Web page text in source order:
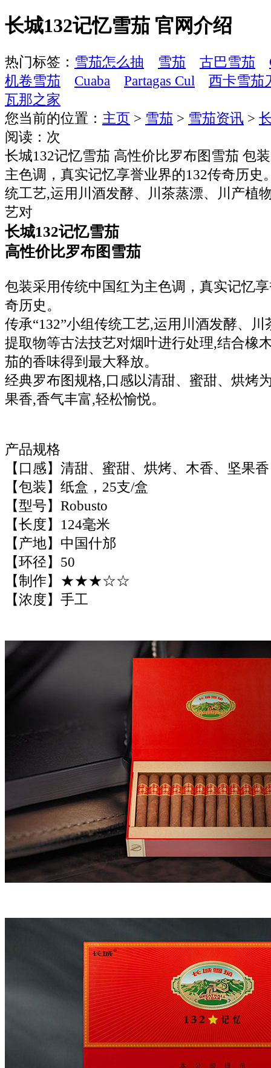
长城132记忆雪茄 官网介绍
热门标签： 雪茄怎么抽 雪茄 古巴雪茄
机卷雪茄
Cuaba Partagas Cul
西卡雪茄
瓦那之家
您当前的位置： 主页 > 雪茄 > 雪茄资讯 >
阅读： 次
长城132记忆雪茄 高性价比罗布图雪茄 包
主色调，真实记忆享誉业界的132传奇历史
统工艺,运用川酒发酵、川茶蒸漂、川产植
艺对
长城132记忆雪茄
高性价比罗布图雪茄
包装采用传统中国红为主色调，真实记忆享
奇历史。
传承“132”小组传统工艺,运用川酒发酵、
提取物等古法技艺对烟叶进行处理,结合橡
茄的香味得到最大释放。
经典罗布图规格,口感以清甜、蜜甜、烘烤
果香,香气丰富,轻松愉悦。
产品规格
【口感】清甜、蜜甜、烘烤、木香、坚果香
【包装】纸盒，25支/盒
【型号】Robusto
【长度】124毫米
【产地】中国什邡
【环径】50
【制作】★★★☆☆
【浓度】手工